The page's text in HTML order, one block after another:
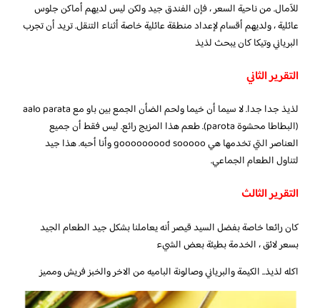
للآمال. من ناحية السعر ، فإن الفندق جيد ولكن ليس لديهم أماكن جلوس
عائلية ، ولديهم أقسام لإعداد منطقة عائلية خاصة أثناء التنقل. تريد أن تجرب
البرياني وتيكا كان يبحث لذيذ
التقرير الثاني
لذيذ جدا جدا. لا سيما أن خيما ولحم الضأن الجمع بين باو مع aalo parata
(البطاطا محشوة parota). طعم هذا المزيج رائع. ليس فقط أن جميع
العناصر التي تخدمها هي gooooooood sooooo وأنا أحبه. هذا جيد
لتناول الطعام الجماعي.
التقرير الثالث
كان رائعا خاصة بفضل السيد قيصر أنه يعاملنا بشكل جيد الطعام الجيد
بسعر لائق ، الخدمة بطيئة بعض الشيء
اكله لذيذ.. الكيمة والبرياني وصالونة الباميه من الاخر والخبز فريش ومميز